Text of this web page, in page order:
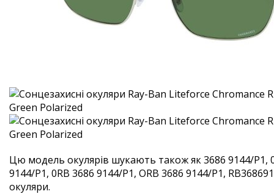
Цю модель окулярів шукають також як 3686 9144/P1,
9144/P1, 0RB 3686 9144/P1, ORB 3686 9144/P1,
окуляри.